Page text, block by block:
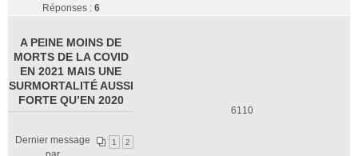
Réponses : 6
A PEINE MOINS DE
MORTS DE LA COVID
EN 2021 MAIS UNE
SURMORTALITÉ AUSSI
FORTE QU’EN 2020
1 2
Dernier message
6110